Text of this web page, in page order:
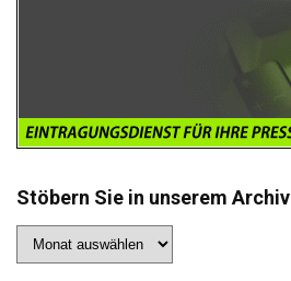
Stöbern Sie in unserem Archiv
Sie